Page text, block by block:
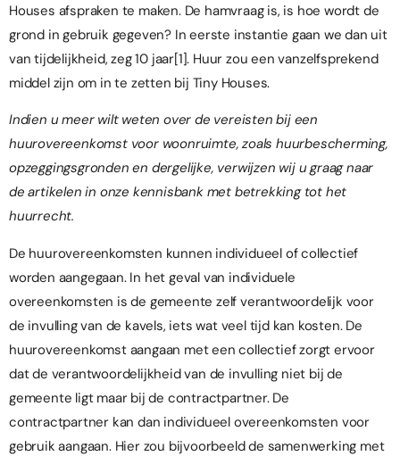
Houses afspraken te maken. De hamvraag is, is hoe wordt de
grond in gebruik gegeven? In eerste instantie gaan we dan uit
van tijdelijkheid, zeg 10 jaar[1]. Huur zou een vanzelfsprekend
middel zijn om in te zetten bij Tiny Houses.
Indien u meer wilt weten over de vereisten bij een
huurovereenkomst voor woonruimte, zoals huurbescherming,
opzeggingsgronden en dergelijke, verwijzen wij u graag naar
de artikelen in onze kennisbankmet betrekking tot het
huurrecht.
De huurovereenkomsten kunnen individueel of collectief
worden aangegaan. In het geval van individuele
overeenkomsten is de gemeente zelf verantwoordelijk voor
de invulling van de kavels, iets wat veel tijd kan kosten. De
huurovereenkomst aangaan met een collectief zorgt ervoor
dat de verantwoordelijkheid van de invulling niet bij de
gemeente ligt maar bij de contractpartner. De
contractpartner kan dan individueel overeenkomsten voor
gebruik aangaan. Hier zou bijvoorbeeld de samenwerking met